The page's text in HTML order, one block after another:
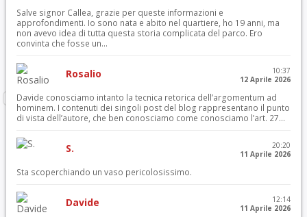
Salve signor Callea, grazie per queste informazioni e
approfondimenti. Io sono nata e abito nel quartiere, ho 19 anni, ma
non avevo idea di tutta questa storia complicata del parco. Ero
convinta che fosse un...
Rosalio
10:37
12 Aprile 2026
Davide conosciamo intanto la tecnica retorica dell’argomentum ad
hominem. I contenuti dei singoli post del blog rappresentano il punto
di vista dell’autore, che ben conosciamo come conosciamo l’art. 27...
S.
20:20
11 Aprile 2026
Sta scoperchiando un vaso pericolosissimo.
Davide
12:14
11 Aprile 2026